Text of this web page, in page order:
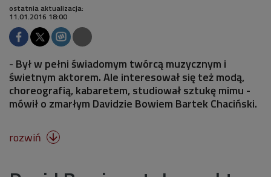
ostatnia aktualizacja:
11.01.2016 18:00
- Był w pełni świadomym twórcą muzycznym i
świetnym aktorem. Ale interesował się też modą,
choreografią, kabaretem, studiował sztukę mimu -
mówił o zmarłym Davidzie Bowiem Bartek Chaciński.
rozwiń 